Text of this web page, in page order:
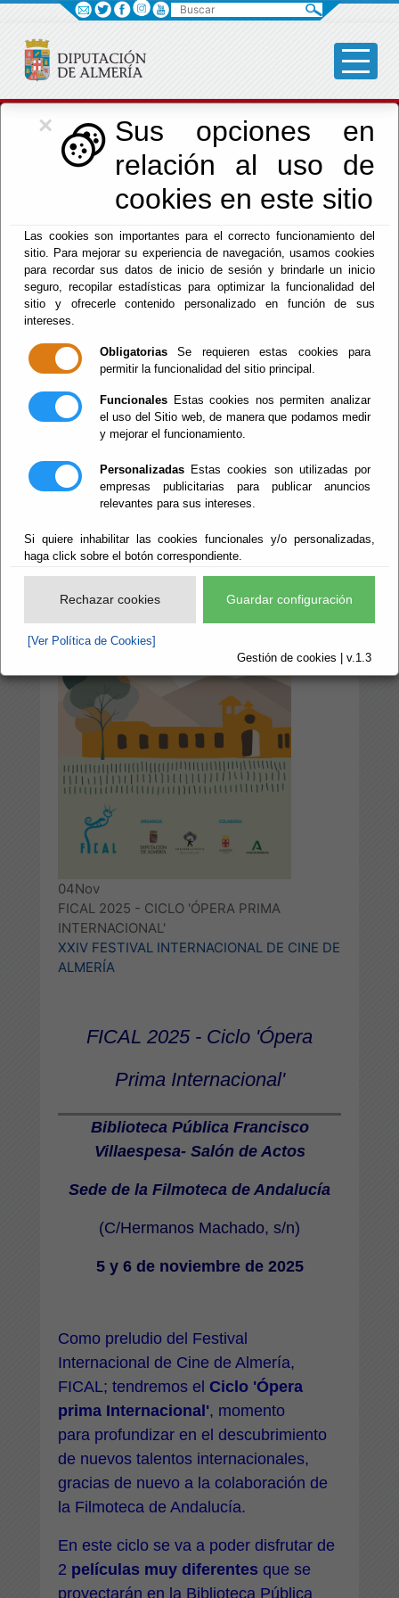
×
Sus opciones en
relación al uso de
cookies en este sitio
Las cookies son importantes para el correcto funcionamiento del
sitio. Para mejorar su experiencia de navegación, usamos cookies
para recordar sus datos de inicio de sesión y brindarle un inicio
seguro, recopilar estadísticas para optimizar la funcionalidad del
sitio y ofrecerle contenido personalizado en función de sus
intereses.
Obligatorias Se requieren estas cookies para
permitir la funcionalidad del sitio principal.
Funcionales Estas cookies nos permiten analizar
el uso del Sitio web, de manera que podamos medir
y mejorar el funcionamiento.
Personalizadas Estas cookies son utilizadas por
empresas publicitarias para publicar anuncios
relevantes para sus intereses.
Si quiere inhabilitar las cookies funcionales y/o personalizadas,
haga click sobre el botón correspondiente.
Rechazar cookies Guardar configuración
[Ver Política de Cookies]
Gestión de cookies | v.1.3
Cultura, Cine e
Identidad Almeriense
Menú Cultura
Inicio -Cultura y Cine - FICAL 2025 - CICLO 'ÓPERA
PRIMA INTERNACIONAL'
FICAL 2025 -
CICLO 'ÓPERA
PRIMA
INTERNACIONAL'
Escuchar
04Nov
FICAL 2025 - CICLO 'ÓPERA PRIMA
INTERNACIONAL'
XXIV FESTIVAL INTERNACIONAL DE CINE DE
ALMERÍA
FICAL 2025 - Ciclo 'Ópera
Prima Internacional'
Biblioteca Pública Francisco
Villaespesa- Salón de Actos
Sede de la Filmoteca de Andalucía
(C/Hermanos Machado, s/n)
5 y 6 de noviembre de 2025
Como preludio del Festival
Internacional de Cine de Almería,
FICAL; tendremos el Ciclo 'Ópera
prima Internacional', momento
para profundizar en el descubrimiento
de nuevos talentos internacionales,
gracias de nuevo a la colaboración de
la Filmoteca de Andalucía.
En este ciclo se va a poder disfrutar de
2 películas muy diferentes que se
proyectarán en la Biblioteca Pública
Buscar